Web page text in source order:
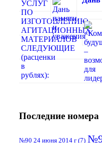
Последние номера
№90 24 июня 2014 г (7)